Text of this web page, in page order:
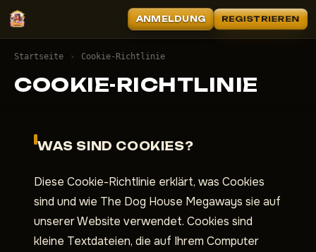
ANMELDUNG REGISTRIEREN
Startseite › Cookie-Richtlinie
COOKIE-RICHTLINIE
WAS SIND COOKIES?
Diese Cookie-Richtlinie erklärt, was Cookies
sind und wie The Dog House Megaways sie auf
unserer Website verwendet. Cookies sind
kleine Textdateien, die auf Ihrem Computer